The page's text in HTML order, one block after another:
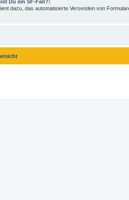
Du ein SF-Fan?:
dazu, das automatisierte Versenden von